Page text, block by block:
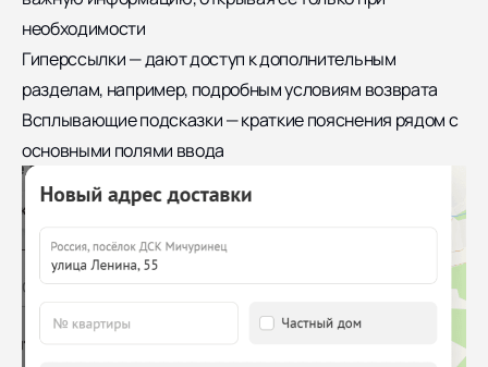
необходимости
Гиперссылки — дают доступ к дополнительным
разделам, например, подробным условиям возврата
Всплывающие подсказки — краткие пояснения рядом с
основными полями ввода